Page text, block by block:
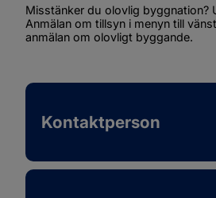
Anmälan om tillsyn i menyn till
anmälan om olovligt byggande.
Kontaktperson